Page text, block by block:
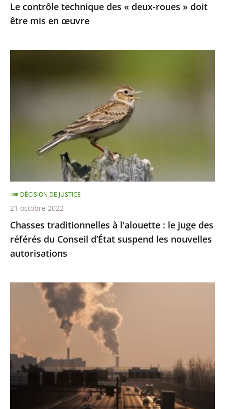
œuvre
Le contrôle technique des « deux-roues » doit
être mis en œuvre
du
Conseil
d’État
suspend
les
nouvelles
Chasses traditionnelles à l'alouette : le juge des
référés du Conseil d’État suspend les nouvelles
autorisations
DÉCISION DE JUSTICE
21 octobre 2022
Pollution
Conseil
d'État
condamne